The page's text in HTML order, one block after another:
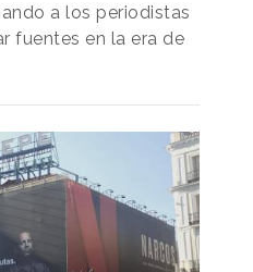
a los periodistas
fuentes en la era de